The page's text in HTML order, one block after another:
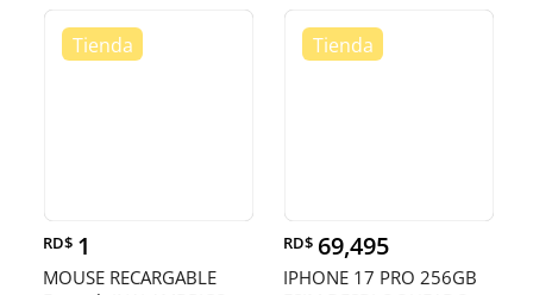
RD$ 1
MOUSE RECARGABLE
RD$ 69,495
IPHONE 17 PRO 256GB